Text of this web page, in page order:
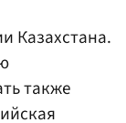
Казахстана.
также